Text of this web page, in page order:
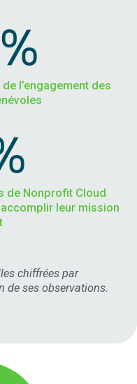
l’engagement des
de Nonprofit Cloud
leur mission
chiffrées par
de ses observations.